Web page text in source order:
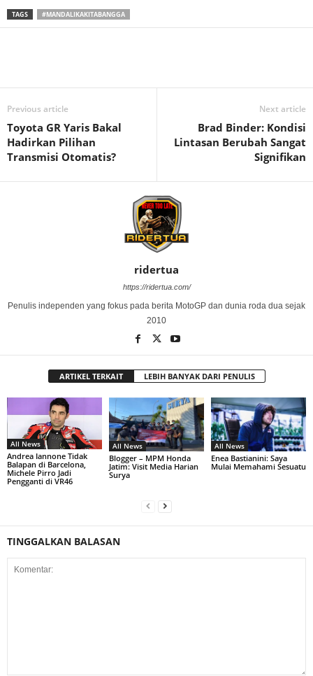
TAGS #MANDALIKAKITABANGGA
Previous article
Toyota GR Yaris Bakal
Hadirkan Pilihan
Transmisi Otomatis?
Next article
Brad Binder: Kondisi
Lintasan Berubah Sangat
Signifikan
ridertua
https://ridertua.com/
Penulis independen yang fokus pada berita MotoGP dan dunia roda dua sejak
2010
ARTIKEL TERKAIT LEBIH BANYAK DARI PENULIS
All News
Andrea Iannone Tidak
Balapan di Barcelona,
Michele Pirro Jadi
Pengganti di VR46
All News
Blogger – MPM Honda
Jatim: Visit Media Harian
Surya
All News
Enea Bastianini: Saya
Mulai Memahami Sesuatu
TINGGALKAN BALASAN